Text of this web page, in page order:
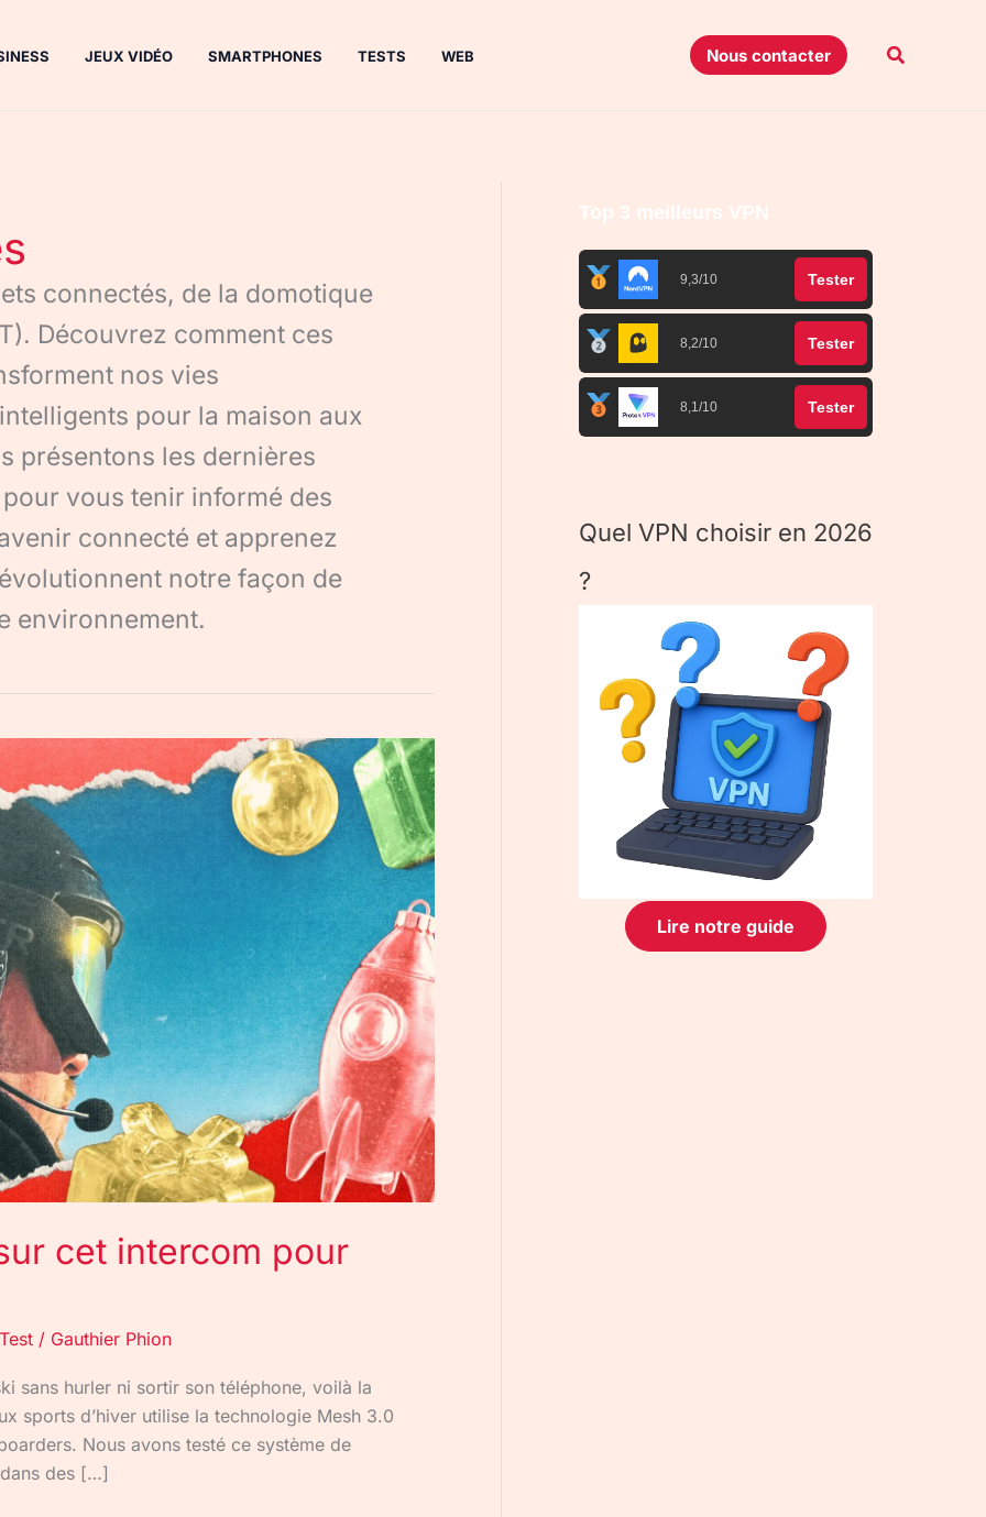
JEUX VIDÉO SMARTPHONES TESTS WEB Nous contacter
connectés, de la domotique
Découvrez comment ces
nos vies
pour la maison aux
présentons les dernières
vous tenir informé des
connecté et apprenez
notre façon de
environnement.
cet intercom pour
Test / Gauthier Phion
sans hurler ni sortir son téléphone, voilà la
sports d’hiver utilise la technologie Mesh 3.0
Nous avons testé ce système de
des […]
Top 3 meilleurs VPN
9,3/10 Tester
8,2/10 Tester
8,1/10 Tester
Quel VPN choisir en 2026
?
Lire notre guide